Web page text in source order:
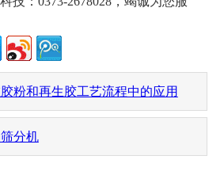
粉和再生胶工艺流程中的应用
分机